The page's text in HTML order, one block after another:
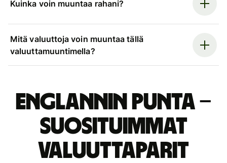
Kuinka voin muuntaa rahani?
Mitä valuuttoja voin muuntaa tällä
valuuttamuuntimella?
Englannin punta –
suosituimmat
valuuttaparit